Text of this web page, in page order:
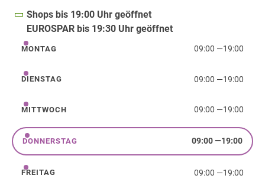
Shops bis 19:00 Uhr geöffnet
EUROSPAR bis 19:30 Uhr geöffnet
Montag
MONTAG 09:00 —19:00
Dienstag
DIENSTAG 09:00 —19:00
Mittwoch
MITTWOCH 09:00 —19:00
Donnerstag
DONNERSTAG 09:00—19:00
Freitag
FREITAG 09:00 —19:00